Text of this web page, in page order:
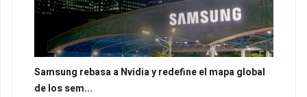
Samsung rebasa a Nvidia y redefine el mapa global
de los sem...